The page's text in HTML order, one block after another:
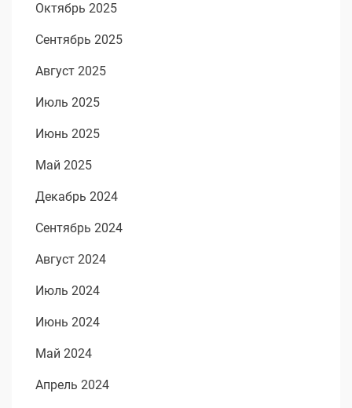
Октябрь 2025
Сентябрь 2025
Август 2025
Июль 2025
Июнь 2025
Май 2025
Декабрь 2024
Сентябрь 2024
Август 2024
Июль 2024
Июнь 2024
Май 2024
Апрель 2024